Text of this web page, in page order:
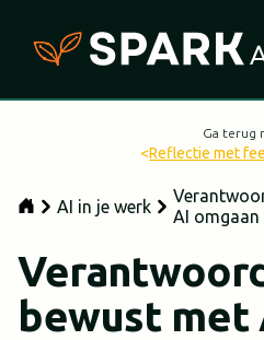
Ga terug
<Reflectie met
AI in je werk
AI omgaan
bewust met